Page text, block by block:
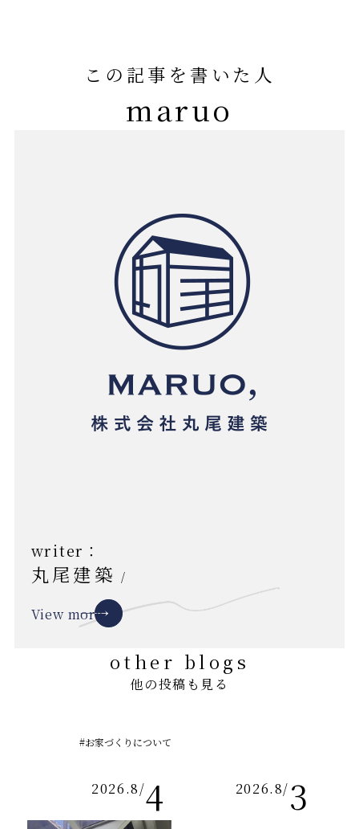
この記事を書いた人
maruo
writer：
丸尾建築 /
View more
other blogs
他の投稿も見る
2026.8/4
#お家づくりについて
2026.8/3